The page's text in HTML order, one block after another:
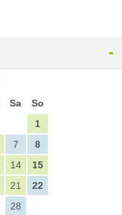
-
Sa
So
1
7
8
14
15
21
22
28